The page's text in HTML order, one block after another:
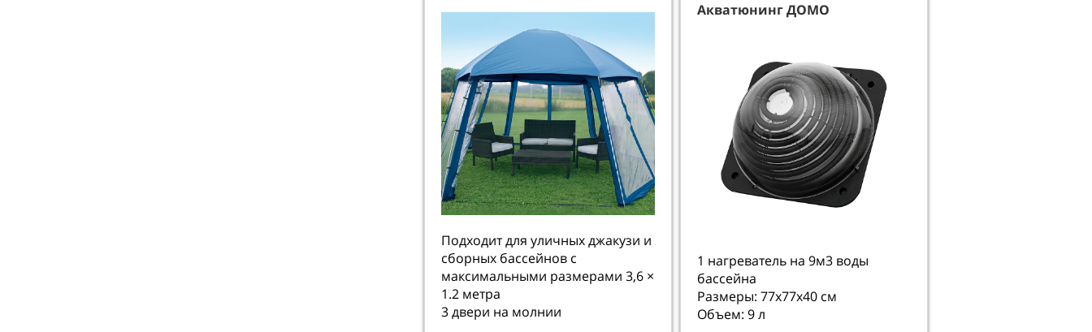
Подходит для уличных джакузи и
сборных бассейнов с
максимальными размерами 3,6 ×
1.2 метра
3 двери на молнии
Акватюнинг ДОМО
1 нагреватель на 9м3 воды
бассейна
Размеры: 77х77х40 см
Объем: 9 л